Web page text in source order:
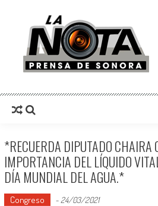
La Nota Prensa De
*RECUERDA DIPUTADO CHAIRA
IMPORTANCIA DEL LÍQUIDO
DÍA MUNDIAL DEL AGUA.*
Congreso - 24/03/2021